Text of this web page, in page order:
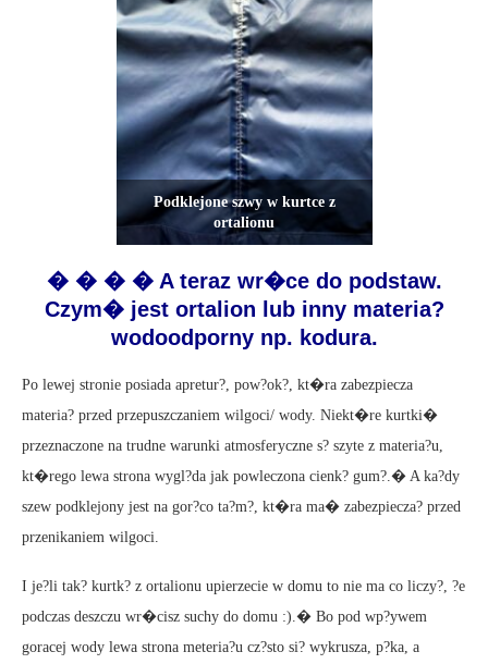
Podklejone szwy w kurtce z
ortalionu
� � � � A teraz wr�ce do podstaw.
Czym� jest ortalion lub inny materia?
wodoodporny np. kodura.
Po lewej stronie posiada apretur?, pow?ok?, kt�ra zabezpiecza
materia? przed przepuszczaniem wilgoci/ wody. Niekt�re kurtki�
przeznaczone na trudne warunki atmosferyczne s? szyte z materia?u,
kt�rego lewa strona wygl?da jak powleczona cienk? gum?.� A ka?dy
szew podklejony jest na gor?co ta?m?, kt�ra ma� zabezpiecza? przed
przenikaniem wilgoci.
I je?li tak? kurtk? z ortalionu upierzecie w domu to nie ma co liczy?, ?e
podczas deszczu wr�cisz suchy do domu :).� Bo pod wp?ywem
goracej wody lewa strona meteria?u cz?sto si? wykrusza, p?ka, a